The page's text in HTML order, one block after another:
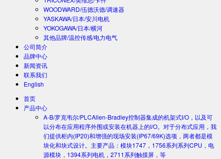
WOODWARD/伍德沃德/调速器
YASKAWA/日本/安川电机
YOKOGAWA/日本/横河
其他品牌/温控传感/电力电气
公司简介
品牌中心
新闻资讯
联系我们
English
首页
产品中心
A-B/罗克韦尔/PLCAllen-Bradley控制器集成的机架式I/O，以及可
以分布在应用程序外围或安装在机器上的I/O。对于分布式应用，我
们提供柜内(IP20)和增强的现场安装(IP67/69K)选项，两者都是模
块化和块式设计。主要产品：模块1747，1756系列系列CPU，电
源模块，1394系列电机，2711系列触摸屏，等